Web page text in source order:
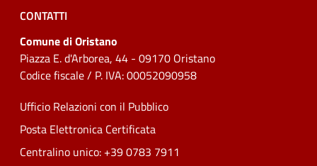
CONTATTI
Comune di Oristano
Piazza E. d'Arborea, 44 - 09170 Oristano
Codice fiscale / P. IVA: 00052090958
Ufficio Relazioni con il Pubblico
Posta Elettronica Certificata
Centralino unico: +39 0783 7911